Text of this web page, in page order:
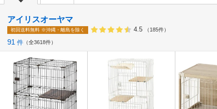
アイリスオーヤマ
初回送料無料 ※沖縄・離島を除く 4.5 （185件）
91 件 全3618件